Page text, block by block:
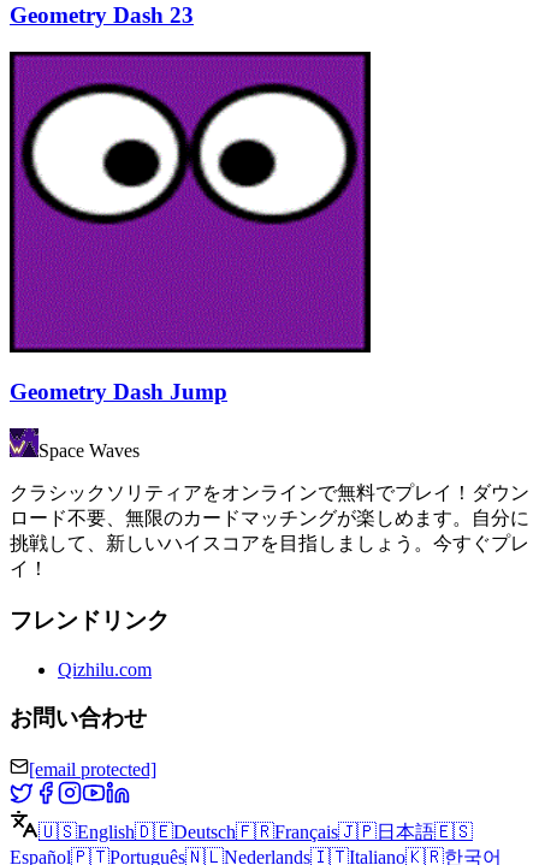
Geometry Dash 23
Geometry Dash Jump
Space Waves
クラシックソリティアをオンラインで無料でプレイ！ダウン
ロード不要、無限のカードマッチングが楽しめます。自分に
挑戦して、新しいハイスコアを目指しましょう。今すぐプレ
イ！
フレンドリンク
Qizhilu.com
お問い合わせ
[email protected]
🇺🇸English🇩🇪Deutsch🇫🇷Français🇯🇵日本語🇪🇸
Español🇵🇹Português🇳🇱Nederlands🇮🇹Italiano🇰🇷한국어